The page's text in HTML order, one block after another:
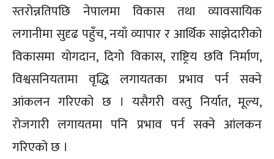
स्तरोन्नतिपछि नेपालमा विकास तथा व्यावसायिक
लगानीमा सुदृढ पहुँच, नयाँ व्यापार र आर्थिक साझेदारीको
विकासमा योगदान, दिगो विकास, राष्ट्रिय छवि निर्माण,
विश्वसनियतामा वृद्धि लगायतका प्रभाव पर्न सक्ने
आंकलन गरिएको छ । यसैगरी वस्तु निर्यात, मूल्य,
रोजगारी लगायतमा पनि प्रभाव पर्न सक्ने आंलकन
गरिएको छ ।